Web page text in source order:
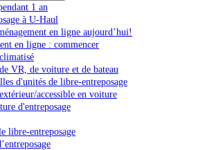
1 an
à U-Haul
en ligne aujourd’hui!
en ligne : commencer
VR, de voiture et de bateau
d'unités de libre-entreposage
accessible en voiture
d'entreposage
libre-entreposage